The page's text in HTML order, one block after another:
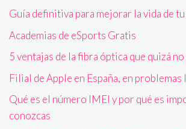
Guía definitiva para mejorar la vida de
Academias de eSports Gratis
5 ventajas de la fibra óptica que quizá
Filial de Apple en España, en problemas
Qué es el número IMEI y por qué es
conozcas